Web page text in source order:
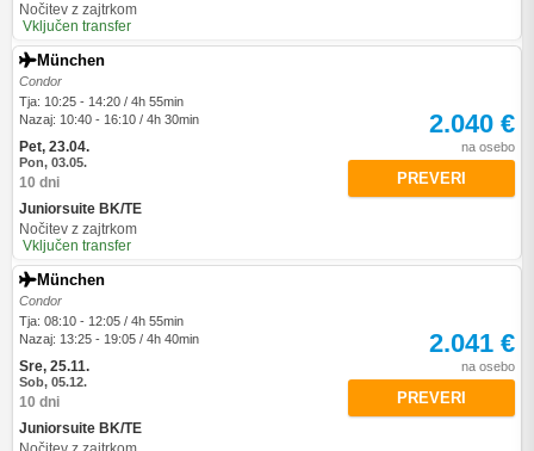
Nočitev z zajtrkom
Vključen transfer
München
Condor
Tja: 10:25 - 14:20 / 4h 55min
Nazaj: 10:40 - 16:10 / 4h 30min
Pet, 23.04.
Pon, 03.05.
10 dni
Juniorsuite BK/TE
Nočitev z zajtrkom
Vključen transfer
2.040 €
na osebo
PREVERI
München
Condor
Tja: 08:10 - 12:05 / 4h 55min
Nazaj: 13:25 - 19:05 / 4h 40min
Sre, 25.11.
Sob, 05.12.
10 dni
Juniorsuite BK/TE
2.041 €
na osebo
PREVERI